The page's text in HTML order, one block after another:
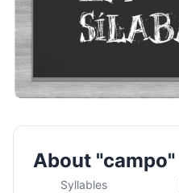
About "campo"
Syllables